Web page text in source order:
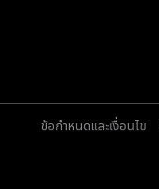
ข้อกำหนดและเงื่อนไข